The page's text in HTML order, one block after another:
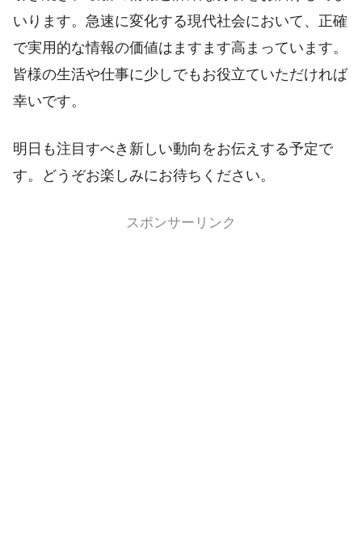
いります。急速に変化する現代社会において、正確
で実用的な情報の価値はますます高まっています。
皆様の生活や仕事に少しでもお役立ていただければ
幸いです。
明日も注目すべき新しい動向をお伝えする予定で
す。どうぞお楽しみにお待ちください。
スポンサーリンク